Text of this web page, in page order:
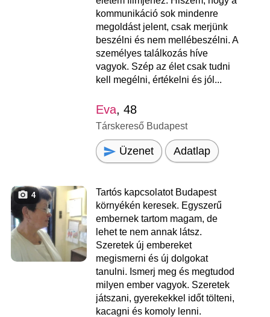
kommunikáció sok mindenre
megoldást jelent, csak merjünk
beszélni és nem mellébeszélni. A
személyes találkozás híve
vagyok. Szép az élet csak tudni
kell megélni, értékelni és jól...
Eva, 48
Társkereső Budapest
Üzenet Adatlap
4
Tartós kapcsolatot Budapest
környékén keresek. Egyszerű
embernek tartom magam, de
lehet te nem annak látsz.
Szeretek új embereket
megismerni és új dolgokat
tanulni. Ismerj meg és megtudod
milyen ember vagyok. Szeretek
játszani, gyerekekkel időt tölteni,
kacagni és komoly lenni.